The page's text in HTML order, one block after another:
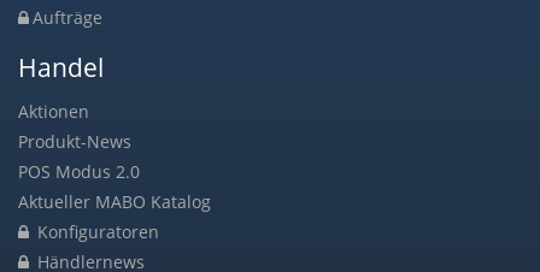
Aufträge
Handel
Aktionen
Produkt-News
POS Modus 2.0
Aktueller MABO Katalog
Konfiguratoren
Händlernews